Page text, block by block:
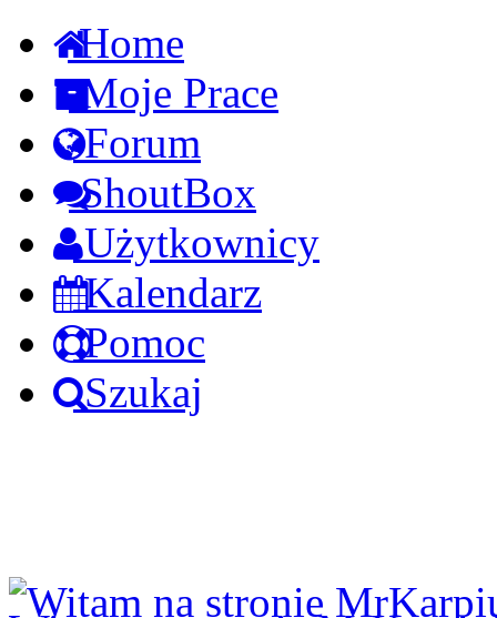
Home
Moje Prace
Forum
ShoutBox
Użytkownicy
Kalendarz
Pomoc
Szukaj